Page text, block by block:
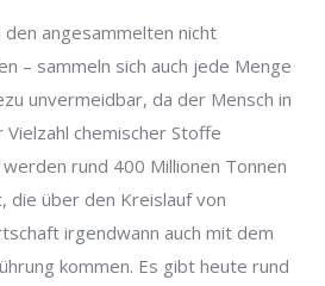
den angesammelten nicht
– sammeln sich auch jede Menge
unvermeidbar, da der Mensch in
chemischer Stoffe
rund 400 Millionen Tonnen
die über den Kreislauf von
irgendwann auch mit dem
kommen. Es gibt heute rund